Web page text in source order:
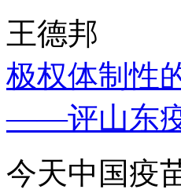
王德邦
极权体制性
——评山东
今天中国疫